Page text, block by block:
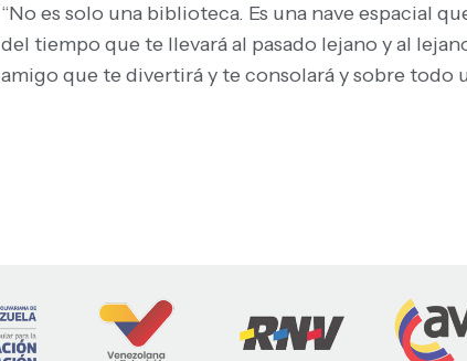
“No es solo una biblioteca. Es una nave espacial
del tiempo que te llevará al pasado lejano y al
amigo que te divertirá y te consolará y sobre todo